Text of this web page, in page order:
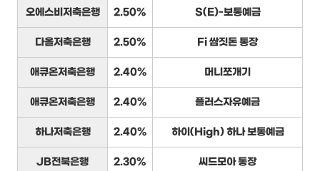
오에스비저축은행 2.50% S(E)-보통예금
다올저축은행 2.50% Fi 쌈짓돈 통장
애큐온저축은행 2.40% 머니쪼개기
애큐온저축은행 2.40% 플러스자유예금
하나저축은행 2.40% 하이(High) 하나 보통예금
JB전북은행 2.30% 씨드모아 통장